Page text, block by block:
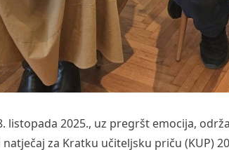
listopada 2025., uz pregršt emocija,
za Kratku učiteljsku priču (KUP)